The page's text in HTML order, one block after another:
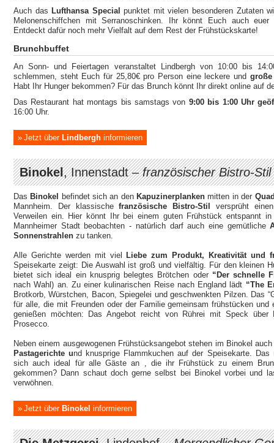
Auch dasLufthansa Special punktet mit vielen besonderen Zutaten
Melonenschiffchen mit Serranoschinken. Ihr könnt Euch auch euer
Entdeckt dafür noch mehr Vielfalt auf dem Rest der Frühstückskarte!
Brunchbuffet
An Sonn- und Feiertagen veranstaltet Lindbergh von 10:00 bis
schlemmen, steht Euch für 25,80€ pro Person eine leckere und
Habt Ihr Hunger bekommen? Für das Brunch könnt Ihr direkt online auf
Das Restaurant hat montags bis samstags von 9:00 bis 1:00 Uhr
16:00 Uhr.
Jetzt über Lindbergh informieren
Binokel, Innenstadt –französischer Bistro-Stil
Das Binokel befindet sich an denKapuzinerplanken mitten in der
Mannheim. Der klassischefranzösische Bistro-Stil versprüht
Verweilen ein. Hier könnt Ihr bei einem guten Frühstück entspannt
Mannheimer Stadt beobachten - natürlich darf auch eine gemütliche
Sonnenstrahlen zu tanken.
Alle Gerichte werden mit vielLiebe zum Produkt, Kreativität und
Speisekarte zeigt: Die Auswahl ist groß und vielfältig. Für den kleinen
bietet sich ideal ein knusprig belegtes Brötchen oder“Der schnelle
nach Wahl) an. Zu einer kulinarischen Reise nach England lädt “The
Brotkorb, Würstchen, Bacon, Spiegelei und geschwenkten Pilzen. Das
für alle, die mit Freunden oder der Familie gemeinsam frühstücken und
genießen möchten: Das Angebot reicht von Rührei mit Speck über
Prosecco.
Neben einem ausgewogenen Frühstücksangebot stehen im Binokel auch
Pastagerichte und knusprige Flammkuchen auf der Speisekarte. Das
sich auch ideal für alle Gäste an , die ihr Frühstück zu einem
gekommen? Dann schaut doch gerne selbst bei Binokel vorbei und
verwöhnen.
Jetzt über Binokel informieren